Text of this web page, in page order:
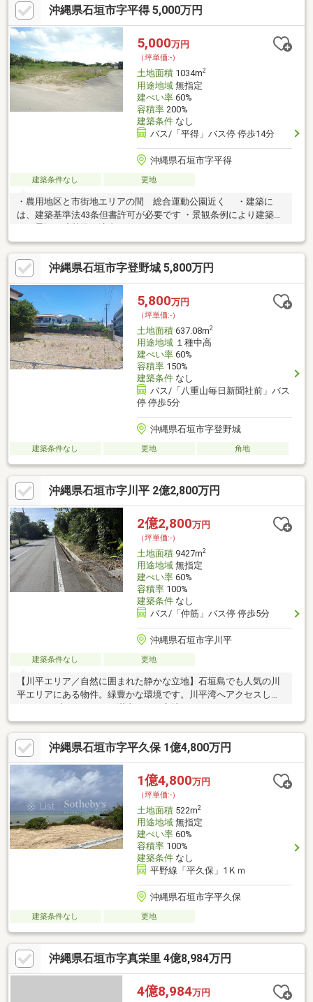
沖縄県石垣市字平得 5,000万円
5,000万円
（坪単価:-）
土地面積1034m2
用途地域無指定
建ぺい率60%
容積率200%
建築条件なし
バス/「平得」バス停 停歩14分
沖縄県石垣市字平得
建築条件なし 更地
・農用地区と市街地エリアの間 総合運動公園近く ・建築に
は、建築基準法43条但書許可が必要です ・景観条例により建築物
には景観形成基準に適合するよう しなければなりません。（色・
形や高さ制限13ｍ）
沖縄県石垣市字登野城 5,800万円
5,800万円
（坪単価:-）
土地面積637.08m2
用途地域１種中高
建ぺい率60%
容積率150%
建築条件なし
バス/「八重山毎日新聞社前」バス
停 停歩5分
沖縄県石垣市字登野城
建築条件なし 更地 角地
沖縄県石垣市字川平 2億2,800万円
2億2,800万円
（坪単価:-）
土地面積9427m2
用途地域無指定
建ぺい率60%
容積率100%
建築条件なし
バス/「仲筋」バス停 停歩5分
沖縄県石垣市字川平
建築条件なし 更地
【川平エリア／自然に囲まれた静かな立地】石垣島でも人気の川
平エリアにある物件。緑豊かな環境です。川平湾へアクセスしや
沖縄県石垣市字平久保 1億4,800万円
1億4,800万円
（坪単価:-）
土地面積522m2
用途地域無指定
建ぺい率60%
容積率100%
建築条件なし
平野線「平久保」1Ｋｍ
沖縄県石垣市字平久保
建築条件なし 更地
沖縄県石垣市字真栄里 4億8,984万円
4億8,984万円